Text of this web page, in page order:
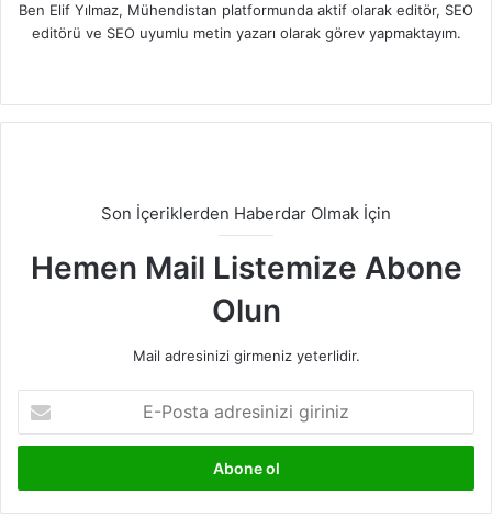
Ben Elif Yılmaz, Mühendistan platformunda aktif olarak editör, SEO
editörü ve SEO uyumlu metin yazarı olarak görev yapmaktayım.
Son İçeriklerden Haberdar Olmak İçin
Hemen Mail Listemize Abone
Olun
Mail adresinizi girmeniz yeterlidir.
Posta
adresinizi